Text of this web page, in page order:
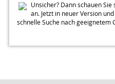
Unsicher? Dann schauen
an. Jetzt in neuer Version
schnelle Suche nach geeignetem